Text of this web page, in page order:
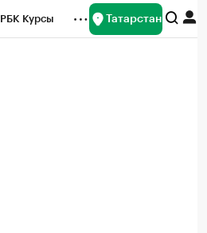
РБК Курсы Татарстан